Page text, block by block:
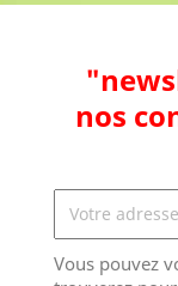
nos
Vous pouvez